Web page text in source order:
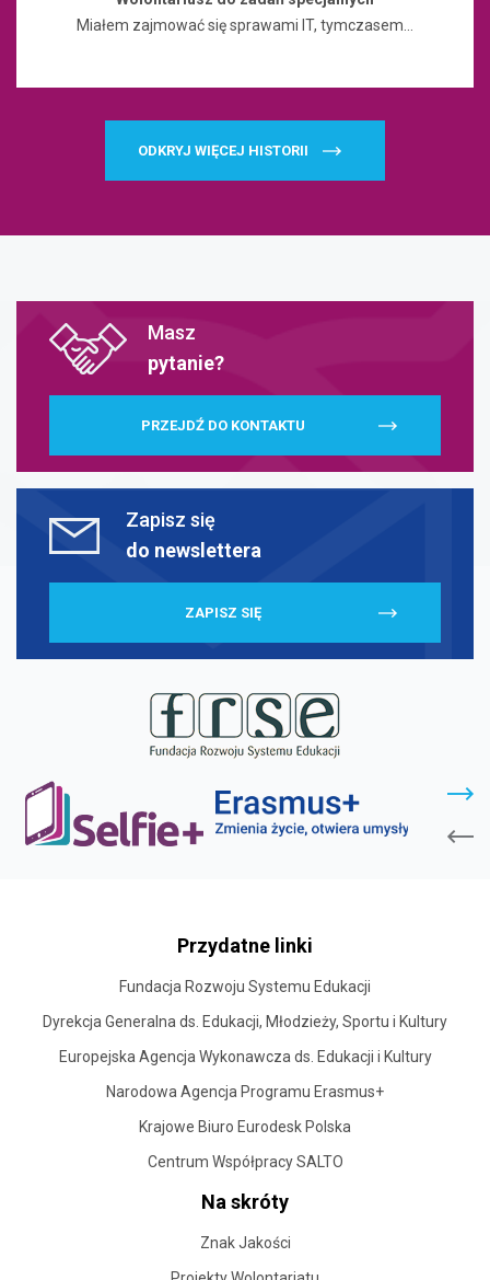
Miałem zajmować się sprawami IT, tymczasem…
ODKRYJ WIĘCEJ HISTORII
Masz
pytanie?
PRZEJDŹ DO KONTAKTU
Zapisz się
do newslettera
ZAPISZ SIĘ
Przydatne linki
Fundacja Rozwoju Systemu Edukacji
Dyrekcja Generalna ds. Edukacji, Młodzieży, Sportu i Kultury
Europejska Agencja Wykonawcza ds. Edukacji i Kultury
Narodowa Agencja Programu Erasmus+
Krajowe Biuro Eurodesk Polska
Centrum Współpracy SALTO
Na skróty
Znak Jakości